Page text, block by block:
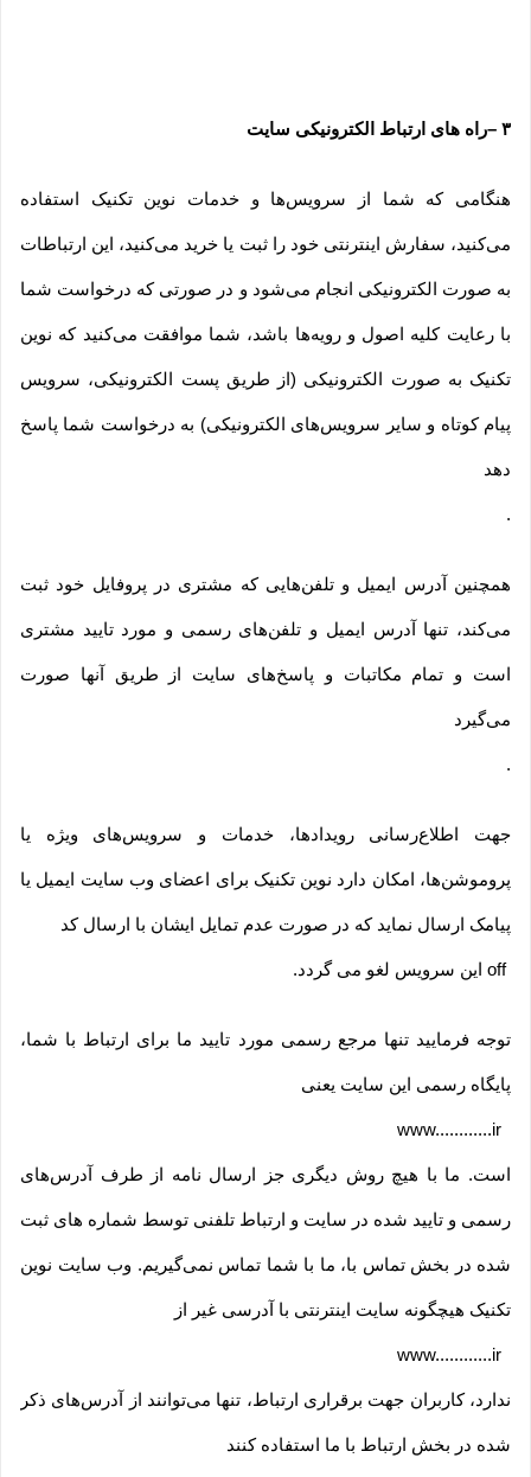
۳ –راه های ارتباط الکترونیکی سایت
هنگامی که شما از سرویس‌‏ها و خدمات نوین تکنیک استفاده
می‏‌کنید، سفارش اینترنتی خود را ثبت یا خرید می‏‌کنید، این ارتباطات
به صورت الکترونیکی انجام می‏‌شود و در صورتی که درخواست شما
با رعایت کلیه اصول و رویه‏‌ها باشد، شما موافقت می‌‏کنید که نوین
تکنیک به صورت الکترونیکی (از طریق پست الکترونیکی، سرویس
پیام کوتاه و سایر سرویس‌های الکترونیکی) به درخواست شما پاسخ
دهد
.
همچنین آدرس ایمیل و تلفن‌هایی که مشتری در پروفایل خود ثبت
می‌کند، تنها آدرس ایمیل و تلفن‌های رسمی و مورد تایید مشتری
است و تمام مکاتبات و پاسخ‌های سایت از طریق آنها صورت
می‌گیرد
.
جهت اطلاع‌رسانی رویدادها، خدمات و سرویس‌های ویژه یا
پروموشن‌ها، امکان دارد نوین تکنیک برای اعضای وب سایت ایمیل یا
پیامک ارسال نماید که در صورت عدم تمایل ایشان با ارسال کد
off این سرویس لغو می گردد.
توجه فرمایید تنها مرجع رسمی مورد تایید ما برای ارتباط با شما،
پایگاه رسمی این سایت یعنی
www............ir
است. ما با هیچ روش دیگری جز ارسال نامه از طرف آدرس‏‌های
رسمی و تایید شده در سایت و ارتباط تلفنی توسط شماره های ثبت
شده در بخش تماس با، ما با شما تماس نمی‌‏گیریم. وب سایت نوین
تکنیک هیچگونه سایت اینترنتی با آدرسی غیر از
www............ir
ندارد، کاربران جهت برقراری ارتباط، تنها می‏‌توانند از آدرس‌‏های ذکر
شده در بخش ارتباط با ما استفاده کنند